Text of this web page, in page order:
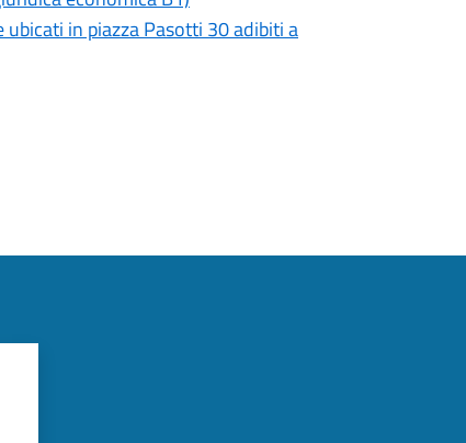
in piazza Pasotti 30 adibiti a